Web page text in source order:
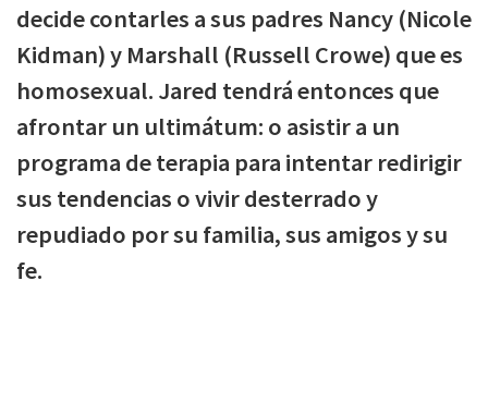
decide contarles a sus padres Nancy (Nicole
Kidman) y Marshall (Russell Crowe) que es
homosexual. Jared tendrá entonces que
afrontar un ultimátum: o asistir a un
programa de terapia para intentar redirigir
sus tendencias o vivir desterrado y
repudiado por su familia, sus amigos y su
fe.